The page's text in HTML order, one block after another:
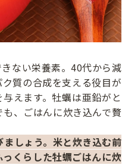
ない栄養素。40代から減
質の合成を支える役目が
えます。牡蠣は亜鉛がと
、ごはんに炊き込んで贅
しょう。米と炊き込む前
くらした牡蠣ごはんに炊